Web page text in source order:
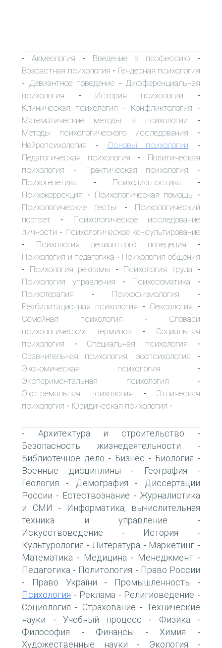
-Акмеология - Введение в профессию -
Возрастная психология - Гендерная психология
- Девиантное поведение - Дифференциальная
психология - История психологии -
Клиническая психология - Конфликтология -
Математические методы в психологии -
Методы психологического исследования -
Нейропсихология - Основы психологии -
Педагогическая психология - Политическая
психология - Практическая психология -
Психогенетика - Психодиагностика -
Психокоррекция - Психологическая помощь -
Психологические тесты - Психологический
портрет - Психологическое исследование
личности - Психологическое консультирование
- Психология девиантного поведения -
Психология и педагогика - Психология общения
- Психология рекламы - Психология труда -
Психология управления - Психосоматика -
Психотерапия - Психофизиология -
Реабилитационная психология - Сексология -
Семейная психология - Словари
психологических терминов - Социальная
психология - Специальная психология -
Сравнительная психология, зоопсихология -
Экономическая психология -
Экспериментальная психология -
Экстремальная психология - Этническая
психология - Юридическая психология -
- Архитектура и строительство -
Безопасность жизнедеятельности -
Библиотечное дело - Бизнес - Биология -
Военные дисциплины - География -
Геология - Демография -
Диссертации
России - Естествознание - Журналистика
и СМИ -
Информатика, вычислительная
техника и управление -
Искусствоведение - История -
Культурология - Литература - Маркетинг -
Математика - Медицина - Менеджмент -
Педагогика - Политология - Право России
- Право України - Промышленность -
Психология - Реклама - Религиоведение -
Социология - Страхование - Технические
науки - Учебный процесс - Физика -
Философия - Финансы - Химия -
Художественные науки - Экология -